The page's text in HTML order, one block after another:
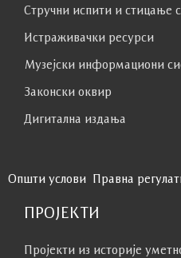
Стручни испити и стицање
Истраживачки ресурси
Музејски информациони
Законски оквир
Дигитална издања
Општи услови Правна
ПРОЈЕКТИ
Пројекти из историје